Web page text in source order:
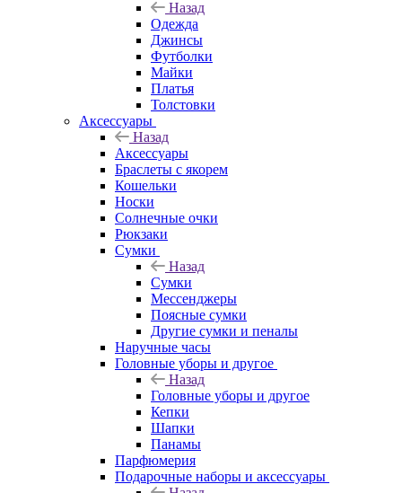
Назад
Одежда
Джинсы
Футболки
Майки
Платья
Толстовки
Аксессуары
Назад
Аксессуары
Браслеты с якорем
Кошельки
Носки
Солнечные очки
Рюкзаки
Сумки
Назад
Сумки
Мессенджеры
Поясные сумки
Другие сумки и пеналы
Наручные часы
Головные уборы и другое
Назад
Головные уборы и другое
Кепки
Шапки
Панамы
Парфюмерия
Подарочные наборы и аксессуары